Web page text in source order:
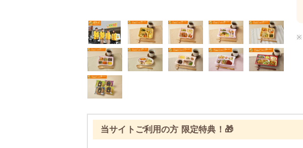
※
当サイトご利用の方 限定特典！🎁